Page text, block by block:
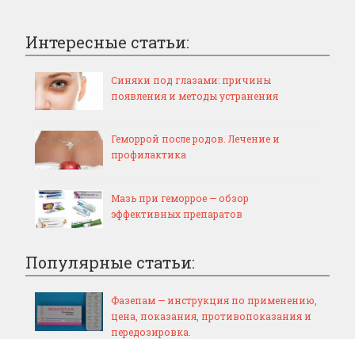
Интересные статьи:
Синяки под глазами: причины
появления и методы устранения
Геморрой после родов. Лечение и
профилактика
Мазь при геморрое — обзор
эффективных препаратов
Популярные статьи:
Фазепам — инструкция по применению,
цена, показания, противопоказания и
передозировка.